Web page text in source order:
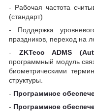
- Рабочая частота
(стандарт)
- Поддержка
праздников, переход на
- ZKTeco ADMS
программный модуль
биометрическими
структуры.
- Программное
- Программное